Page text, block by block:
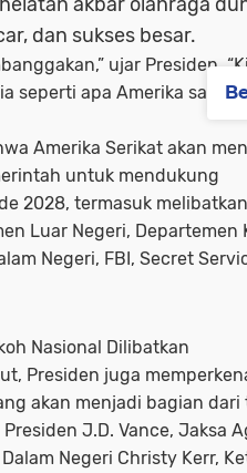
dan sukses besar.
ujar Presiden.
seperti apa Amerika saat
Amerika Serikat akan
untuk mendukung
2028, termasuk
Luar Negeri, Departemen
Negeri, FBI, Secret
Nasional Dilibatkan
Presiden juga
akan menjadi bagian dari
J.D. Vance, Jaksa
Negeri Christy Kerr,